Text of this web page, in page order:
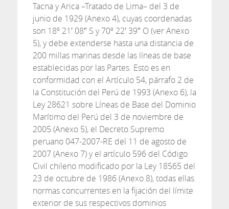
Tacna y Arica –Tratado de Lima– del 3 de
junio de 1929 (Anexo 4), cuyas coordenadas
son 18º 21′ 08″ S y 70º 22′ 39″ O (ver Anexo
5), y debe extenderse hasta una distancia de
200 millas marinas desde las líneas de base
establecidas por las Partes. Esto es en
conformidad con el Artículo 54, párrafo 2 de
la Constitución del Perú de 1993 (Anexo 6), la
Ley 28621 sobre Líneas de Base del Dominio
Marítimo del Perú del 3 de noviembre de
2005 (Anexo 5), el Decreto Supremo
peruano 047-2007-RE del 11 de agosto de
2007 (Anexo 7) y el artículo 596 del Código
Civil chileno modificado por la Ley 18565 del
23 de octubre de 1986 (Anexo 8), todas ellas
normas concurrentes en la fijación del límite
exterior de sus respectivos dominios